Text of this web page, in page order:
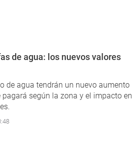
de agua: los nuevos valores
de agua tendrán un nuevo aumento
pagará según la zona y el impacto en